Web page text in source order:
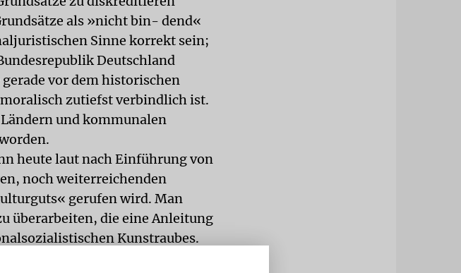
als »nicht bin- dend«
Sinne korrekt sein;
Deutschland
vor dem historischen
zutiefst verbindlich ist.
und kommunalen
heute laut nach Einführung von
noch weiterreichenden
gerufen wird. Man
überarbeiten, die eine Anleitung
Kunstraubes.